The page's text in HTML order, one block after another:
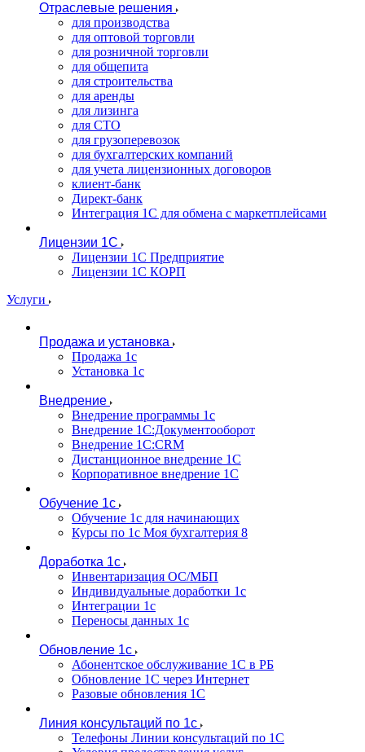
Отраслевые решения
для производства
для оптовой торговли
для розничной торговли
для общепита
для строительства
для аренды
для лизинга
для СТО
для грузоперевозок
для бухгалтерских компаний
для учета лицензионных договоров
клиент-банк
Директ-банк
Интеграция 1C для обмена с маркетплейсами
Лицензии 1С
Лицензии 1С Предприятие
Лицензии 1С КОРП
Услуги
Продажа и установка
Продажа 1с
Установка 1с
Внедрение
Внедрение программы 1с
Внедрение 1С:Документооборот
Внедрение 1С:CRM
Дистанционное внедрение 1С
Корпоративное внедрение 1С
Обучение 1с
Обучение 1с для начинающих
Курсы по 1с Моя бухгалтерия 8
Доработка 1с
Инвентаризация ОС/МБП
Индивидуальные доработки 1с
Интеграции 1с
Переносы данных 1с
Обновление 1с
Абонентское обслуживание 1С в РБ
Обновление 1С через Интернет
Разовые обновления 1С
Линия консультаций по 1с
Телефоны Линии консультаций по 1С